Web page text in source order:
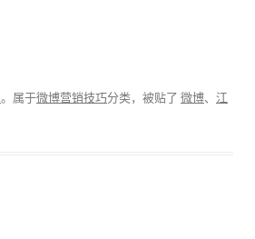
。属于微博营销技巧分类，被贴了 微博、 江